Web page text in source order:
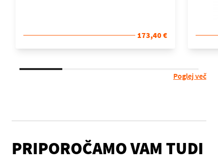
173,40 €
Poglej več
PRIPOROČAMO VAM TUDI